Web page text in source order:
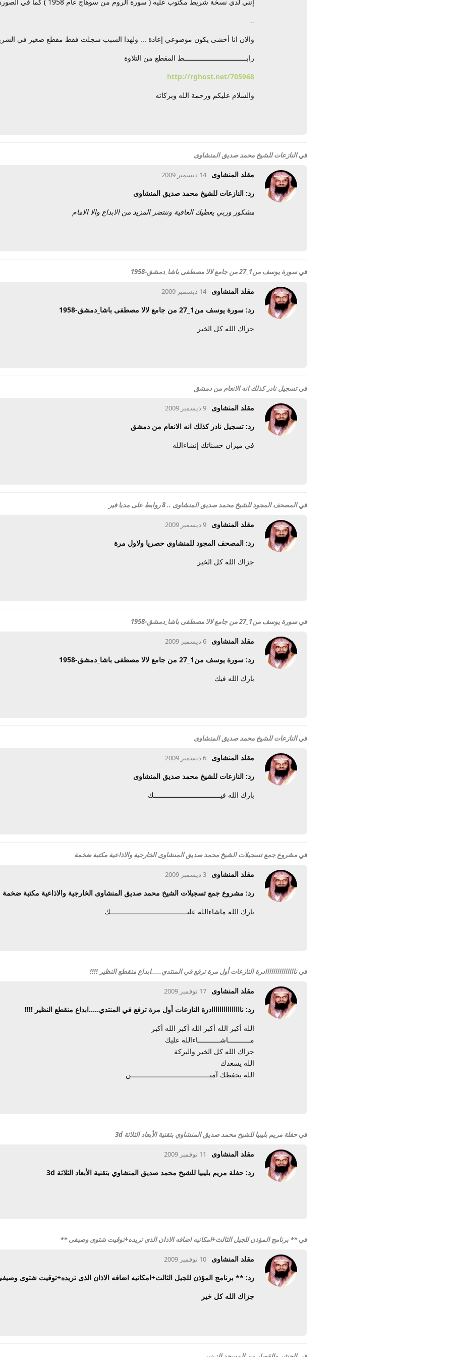
.
.
والان انا أخشى يكون موضوعي إعادة ... ولهذا السبب سجلت فقط مقطع صغير في
رابـــــــــــــــــــــــــــــــط المقطع من التلاوة
http://rghost.net/705968
والسلام عليكم ورحمة الله وبركاته
فيالنازعات للشيخ محمد صديق المنشاوى
مقلد المنشاوى 14 ديسمبر 2009
رد: النازعات للشيخ محمد صديق المنشاوى
مشكور وربي يعطيك العافية وننتضر المزيد من الابداع والا الامام
فيسورة يوسف من1_27 من جامع لالا مصطفى باشا_دمشق-1958
مقلد المنشاوى 14 ديسمبر 2009
رد: سورة يوسف من1_27 من جامع لالا مصطفى باشا_دمشق-1958
جزاك الله كل الخير
فيتسجيل نادر كذلك انه الانعام من دمشق
مقلد المنشاوى 9 ديسمبر 2009
رد: تسجيل نادر كذلك انه الانعام من دمشق
في ميزان حسناتك إنشاءالله
فيالمصحف المجود للشيخ محمد صديق المنشاوى .. 8 روابط على مديا فير
مقلد المنشاوى 9 ديسمبر 2009
رد: المصحف المجود للمنشاوي حصريا ولاول مرة
جزاك الله كل الخير
فيسورة يوسف من1_27 من جامع لالا مصطفى باشا_دمشق-1958
مقلد المنشاوى 6 ديسمبر 2009
رد: سورة يوسف من1_27 من جامع لالا مصطفى باشا_دمشق-1958
بارك الله فيك
فيالنازعات للشيخ محمد صديق المنشاوى
مقلد المنشاوى 6 ديسمبر 2009
رد: النازعات للشيخ محمد صديق المنشاوى
بارك الله فيـــــــــــــــــــــــــــــــــك
في مشروع جمع تسجيلات الشيخ محمد صديق المنشاوى الخارجية والاذاعية مكتبة ضخمة
مقلد المنشاوى 3 ديسمبر 2009
رد: مشروع جمع تسجيلات الشيخ محمد صديق المنشاوى الخارجية والاذاعية مكتبة ضخمة
بارك الله ماشاءالله عليــــــــــــــــــــــــــــــــــــــك
فينااااااااااااااادرة النازعات أول مرة ترفع في المنتدي.....ابداع منقطع النظير !!!!
مقلد المنشاوى 17 نوفمبر 2009
رد: نااااااااااااااادرة النازعات أول مرة ترفع في المنتدي.....ابداع منقطع النظير !!!!
الله أكبر الله أكبر الله أكبر الله أكبر
مـــــــــــاشـــــــــــاءالله عليك
جزاك الله كل الخير والبركة
الله يسعدك
الله يحفظك آميـــــــــــــــــــــــــــــــــــــــن
فيحفلة مريم بليبيا للشيخ محمد صديق المنشاوي بتقنية الأبعاد الثلاثة 3d
مقلد المنشاوى 11 نوفمبر 2009
رد: حفلة مريم بليبيا للشيخ محمد صديق المنشاوي بتقنية الأبعاد الثلاثة 3d
في** برنامج المؤذن للجيل الثالث+امكانيه اضافه الاذان الذى تريده+توقيت شتوى وصيفى **
مقلد المنشاوى 10 نوفمبر 2009
رد: ** برنامج المؤذن للجيل الثالث+امكانيه اضافه الاذان الذى تريده+توقيت شتوى
جزاك الله كل خير